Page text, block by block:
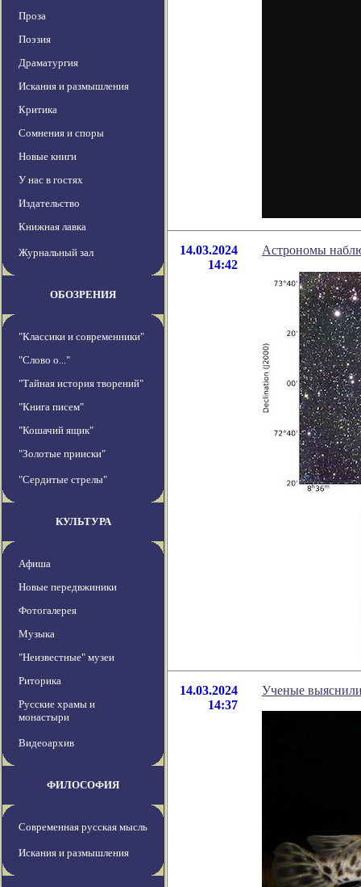
Проза
Поэзия
Драматургия
Искания и размышления
Критика
Сомнения и споры
Новые книги
У нас в гостях
Издательство
Книжная лавка
Журнальный зал
ОБОЗРЕНИЯ
"Классики и современники"
"Слово о..."
"Тайная история творений"
"Книга писем"
"Кошачий ящик"
"Золотые прииски"
"Сердитые стрелы"
КУЛЬТУРА
Афиша
Новые передвжиники
Фотогалерея
Музыка
"Неизвестные" музеи
Риторика
Русские храмы и
монастыри
Видеоархив
ФИЛОСОФИЯ
Современная русская мысль
Искания и размышления
14.03.2024
14:42
Астрономы
14.03.2024
14:37
Ученые